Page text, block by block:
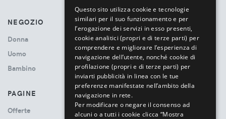
NEGOZIO
Donna
Uomo
Bambino
PAGINE
Offerte
Questo sito utilizza cookie e tecnologie
similari per il suo funzionamento e per
l’erogazione dei servizi in esso presenti,
cookie analitici (propri e di terze parti) per
comprendere e migliorare l’esperienza di
navigazione dell’utente, nonché cookie di
profilazione (propri e di terze parti) per
inviarti pubblicità in linea con le tue
preferenze manifestate nell’ambito della
navigazione in rete.
Per modificare o negare il consenso ad
alcuni o a tutti i cookie clicca “Mostra